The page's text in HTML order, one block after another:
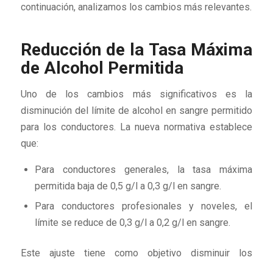
continuación, analizamos los cambios más relevantes.
Reducción de la Tasa Máxima
de Alcohol Permitida
Uno de los cambios más significativos es la
disminución del límite de alcohol en sangre permitido
para los conductores. La nueva normativa establece
que:
Para conductores generales, la tasa máxima
permitida baja de 0,5 g/l a 0,3 g/l en sangre.
Para conductores profesionales y noveles, el
límite se reduce de 0,3 g/l a 0,2 g/l en sangre.
Este ajuste tiene como objetivo disminuir los